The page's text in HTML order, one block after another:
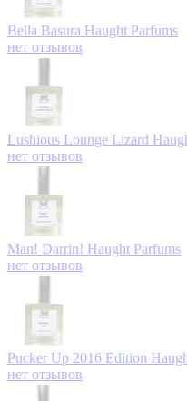
Bella Basura Haught Parfums
нет отзывов
Lushious Lounge Lizard
нет отзывов
Man! Darrin! Haught Parfums
нет отзывов
Pucker Up 2016 Edition
нет отзывов